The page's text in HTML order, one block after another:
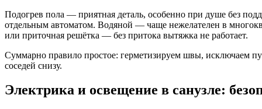
Подогрев пола — приятная деталь, особенно при душе без
отдельным автоматом. Водяной — чаще нежелателен в
или приточная решётка — без притока вытяжка не работает.
Суммарно правило простое: герметизируем швы, исключаем
соседей снизу.
Электрика и освещение в санузле: